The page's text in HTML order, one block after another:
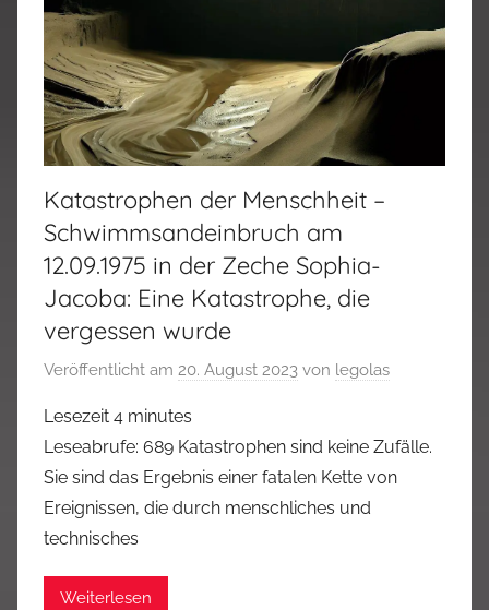
Katastrophen der Menschheit –
Schwimmsandeinbruch am
12.09.1975 in der Zeche Sophia-
Jacoba: Eine Katastrophe, die
vergessen wurde
Veröffentlicht am 20. August 2023 von legolas
Lesezeit 4 minutes
Leseabrufe: 689 Katastrophen sind keine Zufälle.
Sie sind das Ergebnis einer fatalen Kette von
Ereignissen, die durch menschliches und
technisches
Weiterlesen